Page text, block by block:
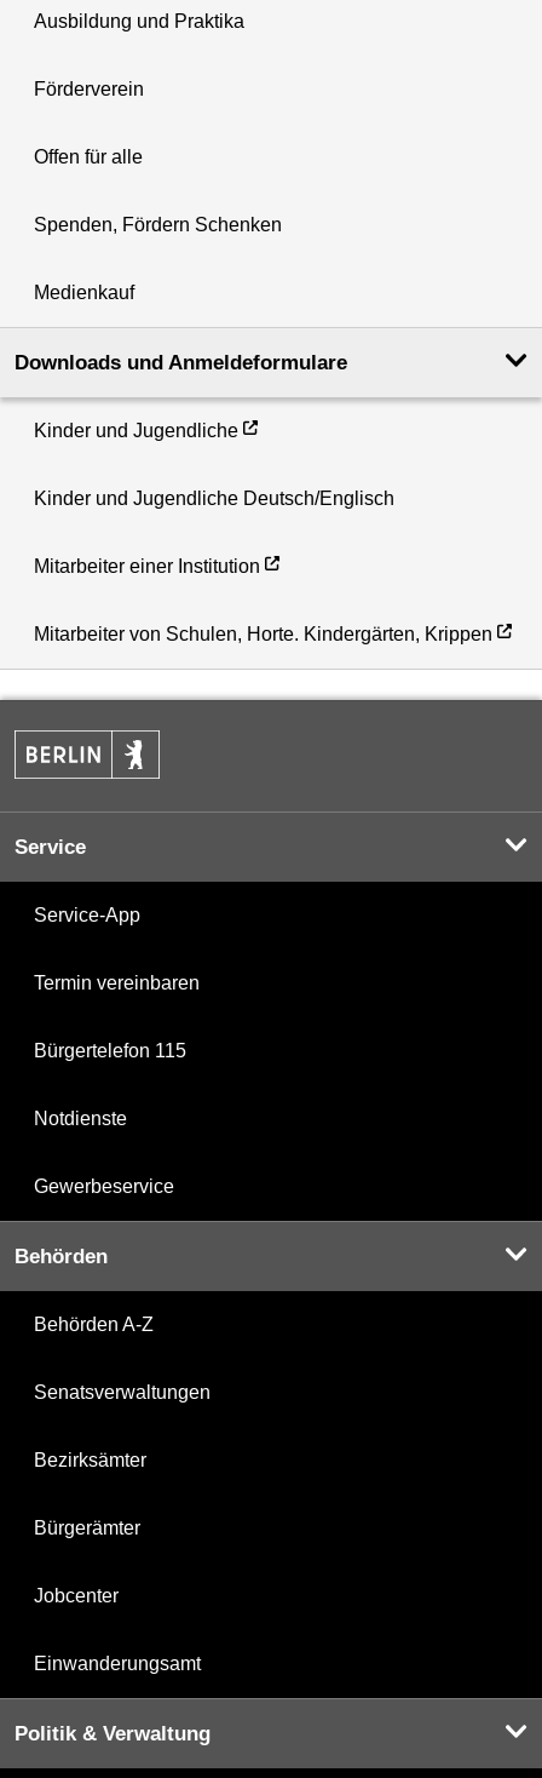
Ausbildung und Praktika
Förderverein
Offen für alle
Spenden, Fördern Schenken
Medienkauf
Downloads und Anmeldeformulare
Kinder und Jugendliche
Kinder und Jugendliche Deutsch/Englisch
Mitarbeiter einer Institution
Mitarbeiter von Schulen, Horte. Kindergärten, Krippen
Service
Service-App
Termin vereinbaren
Bürgertelefon 115
Notdienste
Gewerbeservice
Behörden
Behörden A-Z
Senatsverwaltungen
Bezirksämter
Bürgerämter
Jobcenter
Einwanderungsamt
Politik & Verwaltung